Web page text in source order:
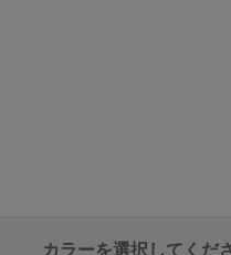
カラーを選択してくだ